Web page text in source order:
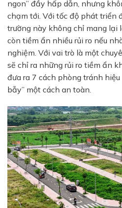
ngon” đầy hấp dẫn, nhưng
chạm tới. Với tốc độ phát triển
trường này không chỉ mang lại
còn tiềm ẩn nhiều rủi ro nếu
nghiệm. Với vai trò là một
sẽ chỉ ra những rủi ro tiềm ẩn
đưa ra 7 cách phòng tránh
bẫy” một cách an toàn.